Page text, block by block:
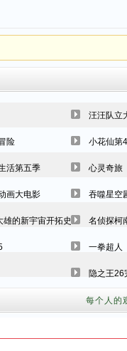
汪汪队立
险 小花仙第
活第五季 心灵奇旅
画大电影 吞噬星空
雄的新宇宙开拓史2009剧场版
名侦探柯
一拳超人
隐之王26
每个人的